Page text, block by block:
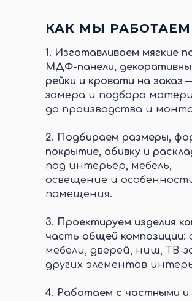
КАК МЫ РАБОТАЕМ
1. Изготавливаем мягкие
МДФ-панели,
рейки и кровати на заказ
замера и подбора
до производства и
2. Подбираем размеры,
покрытие, обивку и
под интерьер, мебель,
освещение и
помещения.
3. Проектируем изделия
часть общей композиции:
мебели, дверей, ниш, ТВ-
других элементов
4. Работаем с частными и